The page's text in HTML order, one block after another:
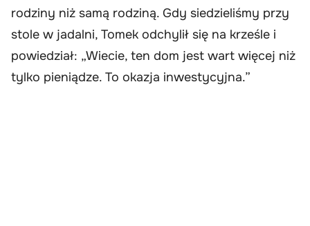
rodziny niż samą rodziną. Gdy siedzieliśmy przy
stole w jadalni, Tomek odchylił się na krześle i
powiedział: „Wiecie, ten dom jest wart więcej niż
tylko pieniądze. To okazja inwestycyjna.”